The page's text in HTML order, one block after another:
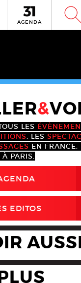
AGENDA W
&
LES
, LES
EN FRANCE,
À PARIS.
EDITOS